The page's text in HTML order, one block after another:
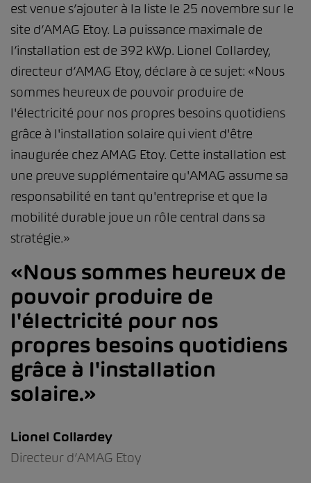
est venue s’ajouter à la liste le 25 novembre sur le
site d’AMAG Etoy. La puissance maximale de
l’installation est de 392 kWp. Lionel Collardey,
directeur d’AMAG Etoy, déclare à ce sujet: «Nous
sommes heureux de pouvoir produire de
l'électricité pour nos propres besoins quotidiens
grâce à l'installation solaire qui vient d'être
inaugurée chez AMAG Etoy. Cette installation est
une preuve supplémentaire qu'AMAG assume sa
responsabilité en tant qu'entreprise et que la
mobilité durable joue un rôle central dans sa
stratégie.»
Nous sommes heureux de
pouvoir produire de
l'électricité pour nos
propres besoins quotidiens
grâce à l'installation
solaire.
Lionel Collardey
Directeur d’AMAG Etoy